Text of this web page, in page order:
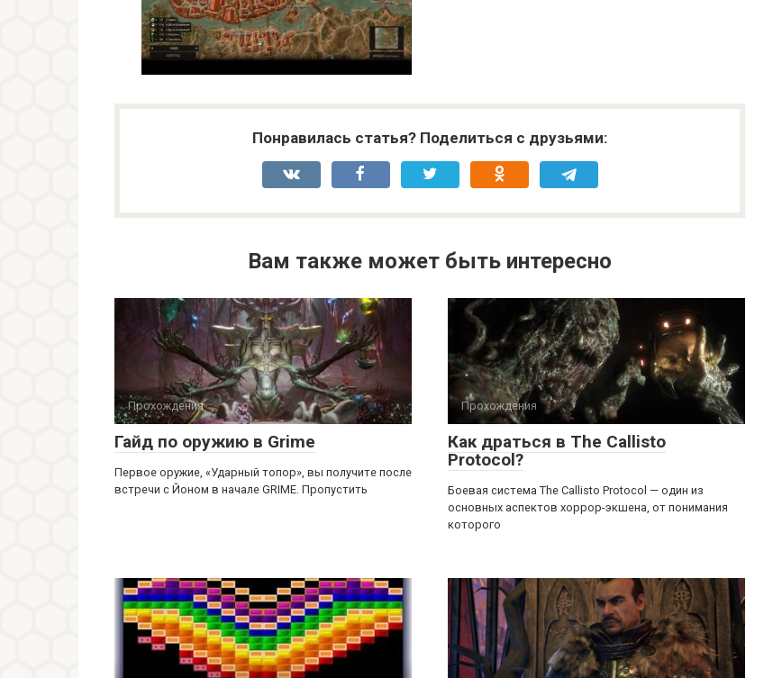
Понравилась статья? Поделиться с друзьями:
Вам также может быть интересно
Прохождения
Гайд по оружию в Grime
Первое оружие, «Ударный топор», вы получите после
встречи с Йоном в начале GRIME. Пропустить
Прохождения
Как драться в The Callisto
Protocol?
Боевая система The Callisto Protocol — один из
основных аспектов хоррор-экшена, от понимания
которого